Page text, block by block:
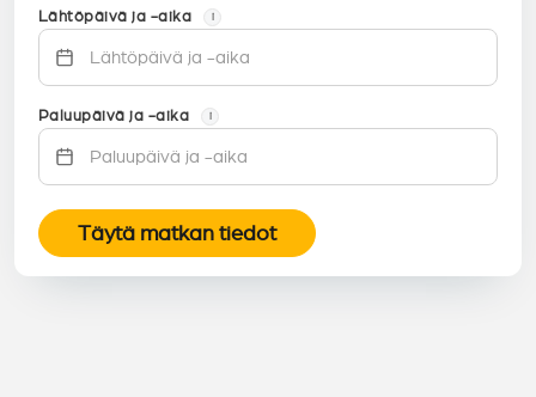
Lähtöpäivä ja -aika i
Paluupäivä ja -aika i
Täytä matkan tiedot